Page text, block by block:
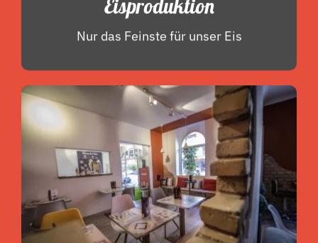
Eisproduktion
Nur das Feinste für unser Eis